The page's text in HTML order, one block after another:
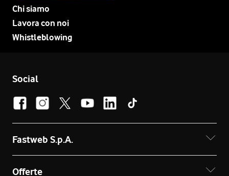
Chi siamo
Lavora con noi
Whistleblowing
Social
Fastweb S.p.A.
Offerte